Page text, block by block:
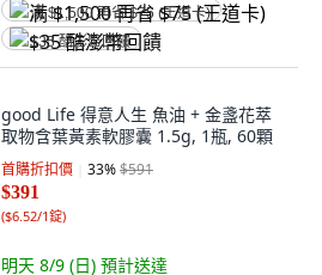
满 $1,500 再省 $75 (王道卡)
$35 酷澎幣回饋
good Life 得意人生 魚油 + 金盞花萃
取物含葉黃素軟膠囊 1.5g, 1瓶, 60顆
首購折扣價 33%$591
$391
($6.52/1錠)
明天 8/9 (日) 預計送達